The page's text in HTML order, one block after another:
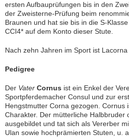
ersten Aufbauprüfungen bis in den
der Zweisterne-Prüfung beim
Braunen und hat sie bis in die S-
CCI4* auf dem Konto dieser Stute.
Nach zehn Jahren im Sport ist
Pedigree
Der Vater Cornus ist ein Enkel der
Sportpferdemacher Consul und zur
Hengstmutter Corna gezogen.
Charakter. Der mütterliche Halbbruder
ausgebildet und tat sich als Vererber
Ulan sowie hochprämierten Stuten, u.